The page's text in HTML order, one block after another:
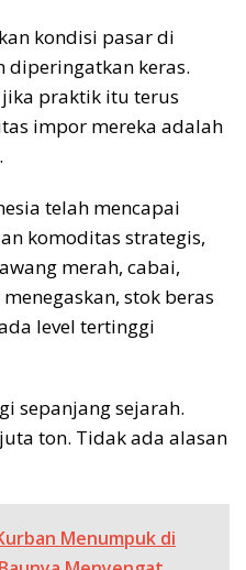
kondisi pasar di
diperingatkan keras.
praktik itu terus
impor mereka adalah
telah mencapai
komoditas strategis,
merah, cabai,
stok beras
level tertinggi
sepanjang sejarah.
ton. Tidak ada alasan
Menumpuk di